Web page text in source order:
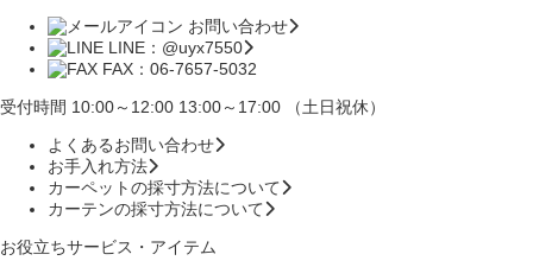
お問い合わせ
LINE：@uyx7550
FAX：06-7657-5032
受付時間 10:00～12:00 13:00～17:00 （土日祝休）
よくあるお問い合わせ
お手入れ方法
カーペットの採寸方法について
カーテンの採寸方法について
お役立ちサービス・アイテム